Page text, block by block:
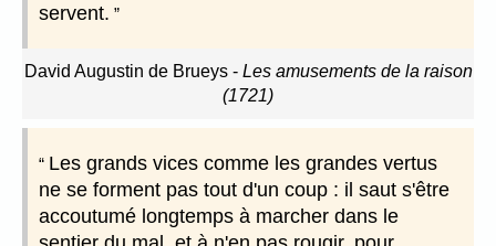
servent.
David Augustin de Brueys- Les amusements de la raison
(1721)
Les grands vices comme les grandes vertus
ne se forment pas tout d'un coup : il saut s'être
accoutumé longtemps à marcher dans le